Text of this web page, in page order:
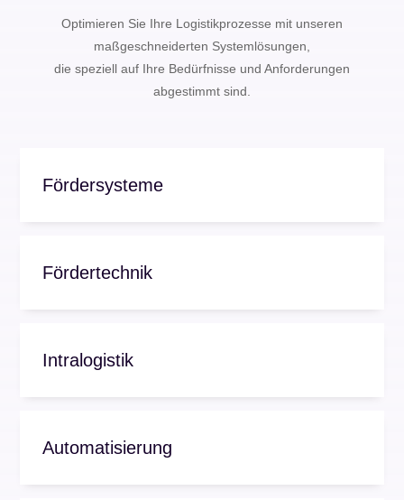
Optimieren Sie Ihre Logistikprozesse mit unseren
maßgeschneiderten Systemlösungen,
die speziell auf Ihre Bedürfnisse und Anforderungen
abgestimmt sind.
Fördersysteme
Fördertechnik
Intralogistik
Automatisierung